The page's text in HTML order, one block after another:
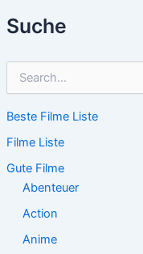
Suche
h
n
n
Beste Filme Liste
Filme Liste
Gute Filme
Abenteuer
Action
Anime